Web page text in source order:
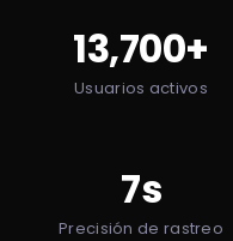
13,700+
Usuarios activos
7s
Precisión de rastreo